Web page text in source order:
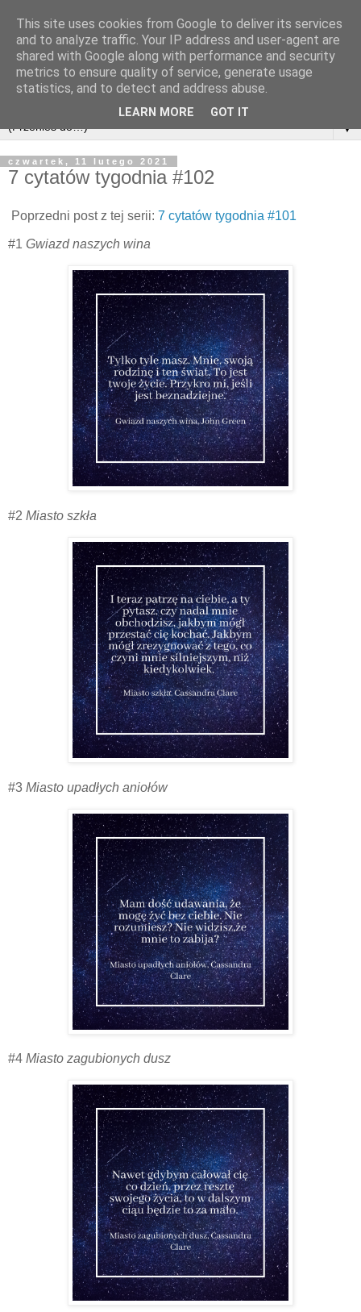
▼
czwartek, 11 lutego 2021
7 cytatów tygodnia #102
Poprzedni post z tej serii: 7 cytatów tygodnia #101
#1 Gwiazd naszych wina
#2 Miasto szkła
#3 Miasto upadłych aniołów
#4 Miasto zagubionych dusz
This site uses cookies from Google to deliver its services
and to analyze traffic. Your IP address and user-agent are
shared with Google along with performance and security
metrics to ensure quality of service, generate usage
statistics, and to detect and address abuse.
LEARN MORE GOT IT